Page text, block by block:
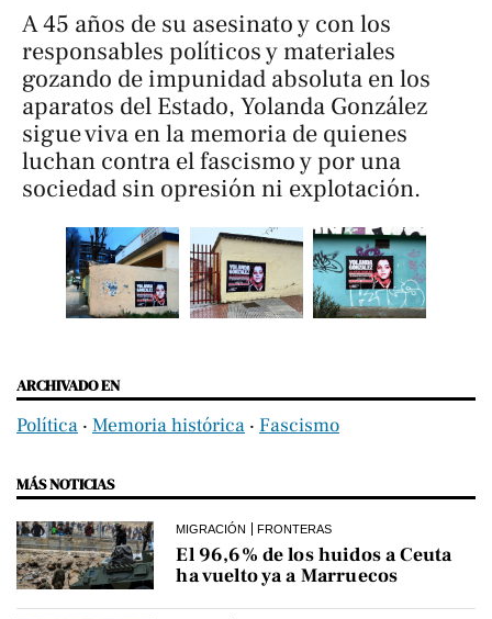
A 45 años de su asesinato y con los
responsables políticos y materiales
gozando de impunidad absoluta en los
aparatos del Estado, Yolanda González
sigue viva en la memoria de quienes
luchan contra el fascismo y por una
sociedad sin opresión ni explotación.
ARCHIVADO EN
Política ‧ Memoria histórica ‧ Fascismo
MÁS NOTICIAS
MIGRACIÓN FRONTERAS
El 96,6% de los huidos a Ceuta
ha vuelto ya a Marruecos